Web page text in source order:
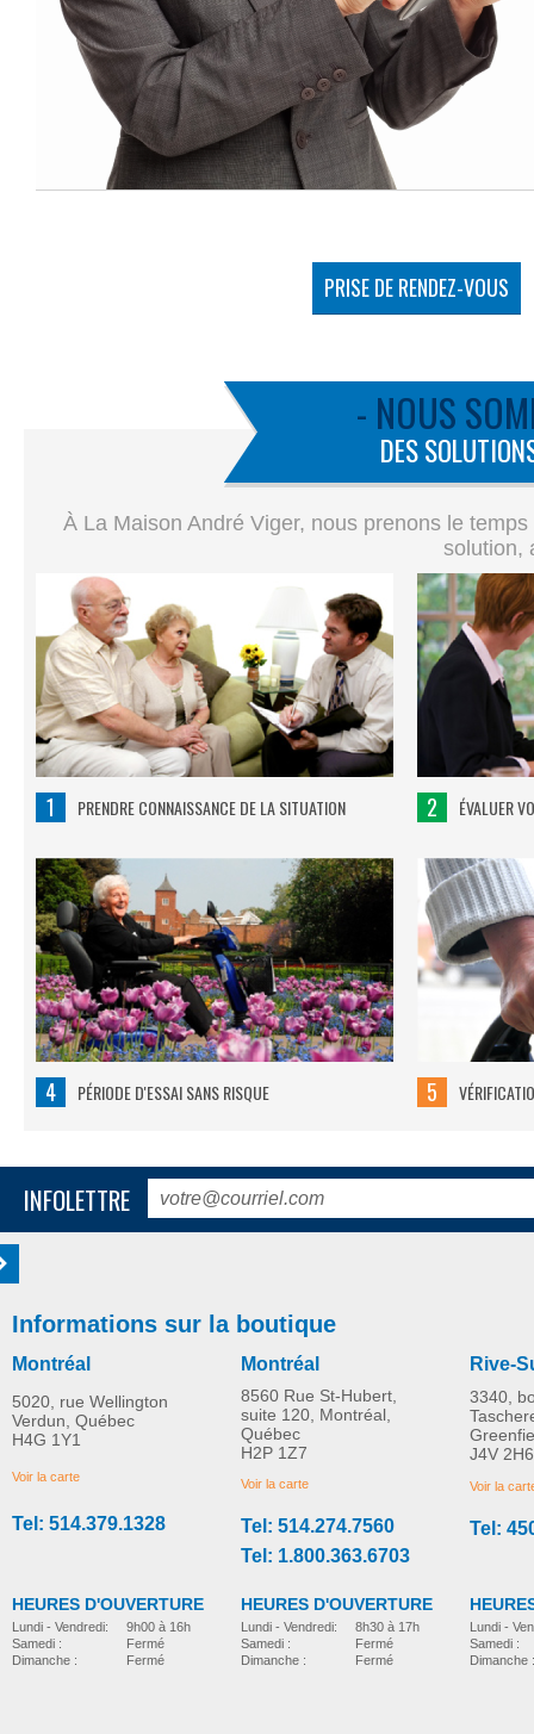
PRISE DE RENDEZ-VOUS
- NOUS
DES
À La Maison André Viger, nous prenons le
solution,
1 PRENDRE CONNAISSANCE DE LA SITUATION 2 ÉVALUER
4 PÉRIODE D'ESSAI SANS RISQUE 5
INFOLETTRE
Informations sur la boutique
Montréal
5020, rue Wellington
Verdun, Québec
H4G 1Y1
Voir la carte
Tel: 514.379.1328
HEURES D'OUVERTURE
Lundi - Vendredi:
Samedi :
Dimanche :
9h00 à 16h
Fermé
Fermé
Montréal
8560 Rue St-Hubert,
suite 120, Montréal,
Québec
H2P 1Z7
Voir la carte
Tel: 514.274.7560
Tel: 1.800.363.6703
HEURES D'OUVERTURE
Lundi - Vendredi:
Samedi :
Dimanche :
8h30 à 17h
Fermé
Fermé
Rive-
3340,
J4V 2H6
Voir la
Tel:
Lundi -
Samedi :
Dimanche :